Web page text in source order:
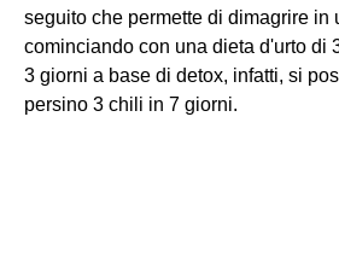
seguito che permette di dimagrire in
cominciando con una dieta d'urto di
3 giorni a base di detox, infatti, si
persino 3 chili in 7 giorni.